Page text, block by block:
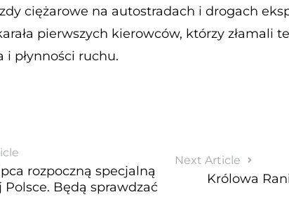
ciężarowe na autostradach i drogach
pierwszych kierowców, którzy złamali
płynności ruchu.
rozpoczną specjalną
Polsce. Będą sprawdzać
Next Article
Królowa